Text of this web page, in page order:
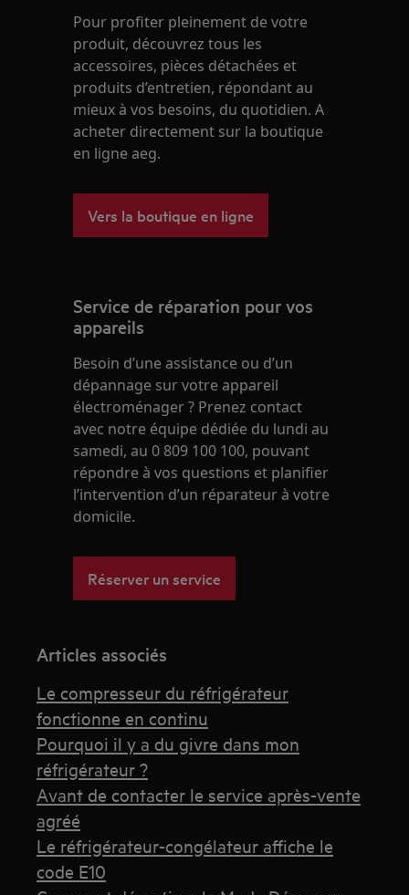
Pour profiter pleinement de votre
produit, découvrez tous les
accessoires, pièces détachées et
produits d’entretien, répondant au
mieux à vos besoins, du quotidien. A
acheter directement sur la boutique
en ligne aeg.
Vers la boutique en ligne
Service de réparation pour vos
appareils
Besoin d’une assistance ou d’un
dépannage sur votre appareil
électroménager ? Prenez contact
avec notre équipe dédiée du lundi au
samedi, au 0 809 100 100, pouvant
répondre à vos questions et planifier
l’intervention d’un réparateur à votre
domicile.
Réserver un service
Articles associés
Le compresseur du réfrigérateur
fonctionne en continu
Pourquoi il y a du givre dans mon
réfrigérateur ?
Avant de contacter le service après-vente
agréé
Le réfrigérateur-congélateur affiche le
code E10